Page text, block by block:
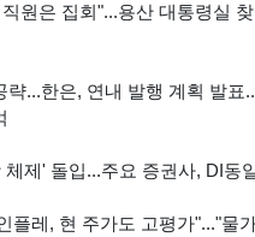
원은 집회"...용산 대통령실
...한은, 연내 발행 계획 발표
제' 돌입...주요 증권사, DI동
레, 현 주가도 고평가"..."물가